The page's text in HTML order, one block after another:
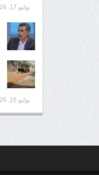
يوليو 17, 2026
يوليو 16, 2026